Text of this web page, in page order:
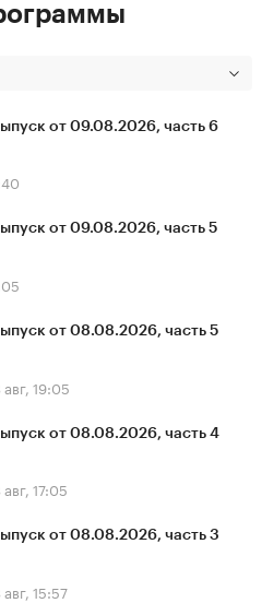
от 09.08.2026, часть 6
от 09.08.2026, часть 5
от 08.08.2026, часть 5
19:05
от 08.08.2026, часть 4
17:05
от 08.08.2026, часть 3
15:57